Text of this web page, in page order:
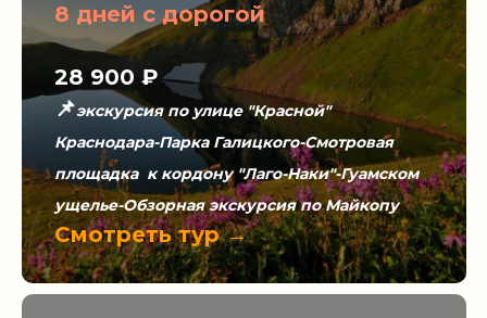
8 дней с дорогой
28 900 ₽
📌экскурсия по улице "Красной"
Краснодара-Парка Галицкого-Смотровая
площадка к кордону "Лаго-Наки"-Гуамском
ущелье-Обзорная экскурсия по Майкопу
Смотреть тур →